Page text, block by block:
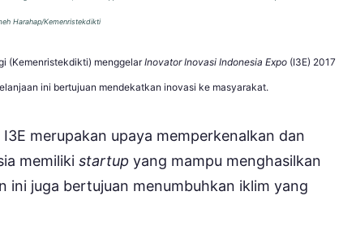
Harahap/Kemenristekdikti
(Kemenristekdikti) menggelarInovator Inovasi Indonesia Expo (I3E) 2017
ini bertujuan mendekatkan inovasi ke masyarakat.
merupakan upaya memperkenalkan dan
memiliki startup yang mampu menghasilkan
ini juga bertujuan menumbuhkan iklim yang